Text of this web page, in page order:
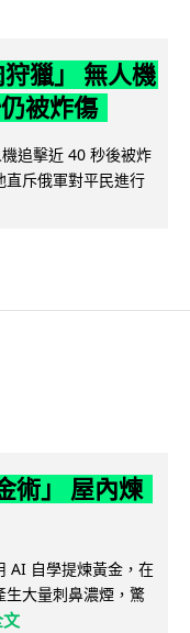
獵」 無人機
被炸傷
追擊近 40 秒後被炸
直斥俄軍對平民進行
術」 屋內煉
AI 自學提煉黃金，在
生大量刺鼻濃煙，驚
文